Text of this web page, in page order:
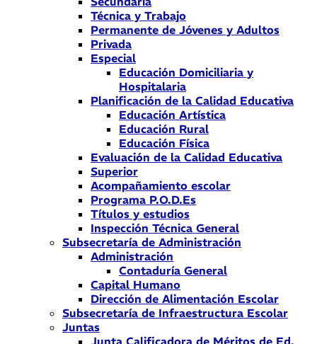
Técnica y Trabajo
Permanente de Jóvenes y Adultos
Privada
Especial
Educación Domiciliaria y
Hospitalaria
Planificación de la Calidad Educativa
Educación Artística
Educación Rural
Educación Física
Evaluación de la Calidad Educativa
Superior
Acompañamiento escolar
Programa P.O.D.Es
Títulos y estudios
Inspección Técnica General
Subsecretaría de Administración
Administración
Contaduría General
Capital Humano
Dirección de Alimentación Escolar
Subsecretaría de Infraestructura Escolar
Juntas
Junta Calificadora de Méritos de Ed.